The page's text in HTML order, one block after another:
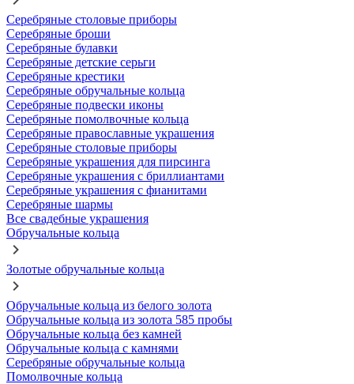
Серебряные столовые приборы
Серебряные броши
Серебряные булавки
Серебряные детские серьги
Серебряные крестики
Серебряные обручальные кольца
Серебряные подвески иконы
Серебряные помолвочные кольца
Серебряные православные украшения
Серебряные столовые приборы
Серебряные украшения для пирсинга
Серебряные украшения с бриллиантами
Серебряные украшения с фианитами
Серебряные шармы
Все свадебные украшения
Обручальные кольца
Золотые обручальные кольца
Обручальные кольца из белого золота
Обручальные кольца из золота 585 пробы
Обручальные кольца без камней
Обручальные кольца с камнями
Серебряные обручальные кольца
Помолвочные кольца